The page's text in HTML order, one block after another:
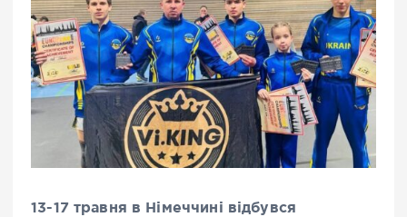
13-17 травня в Німеччині відбувся